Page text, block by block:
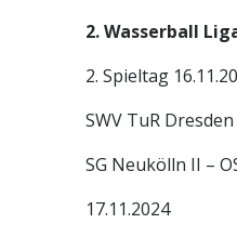
2. Wasserball
2. Spieltag
SWV TuR
SG Neukölln II –
17.11.2024